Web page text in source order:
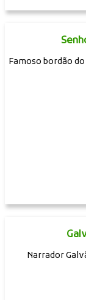
Famoso bordão
Narrador